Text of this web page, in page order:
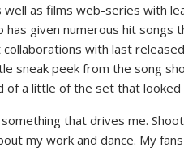
as films web-series with
has given numerous hit songs
with last
sneak peek from the song
a little of the set that looked
that drives me.
my work and dance. My